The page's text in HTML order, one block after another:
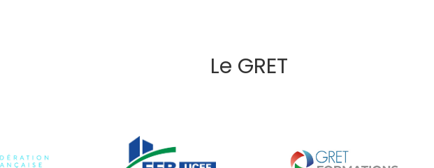
Le GRET